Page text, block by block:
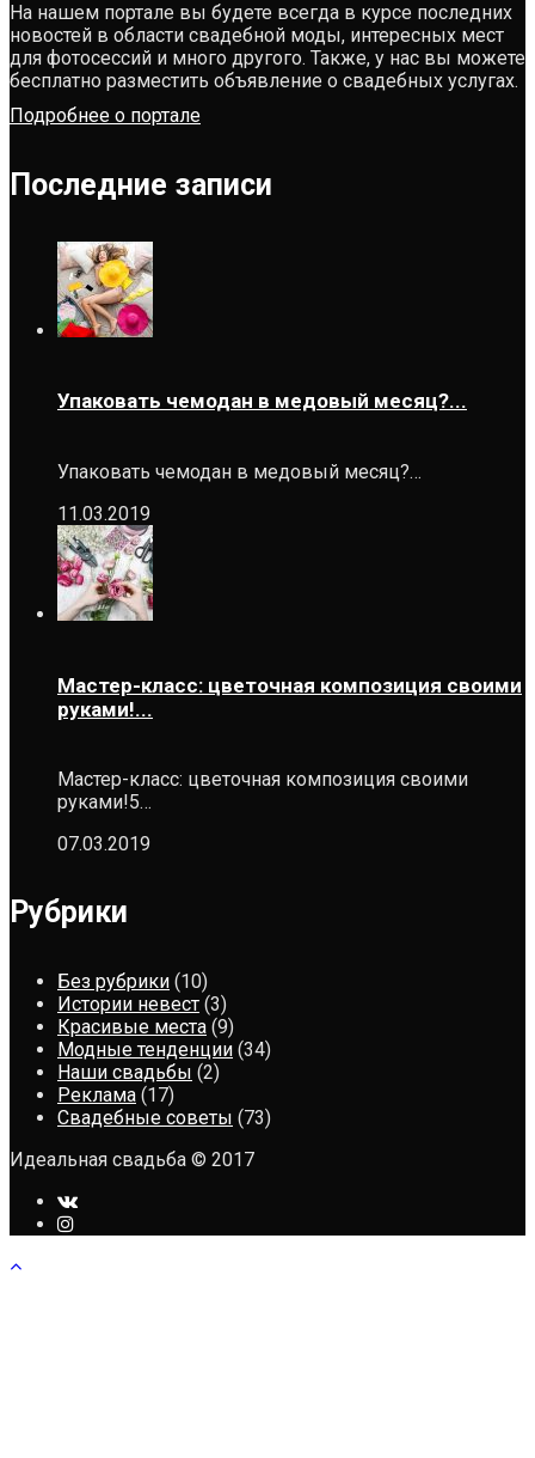
На нашем портале вы будете всегда в курсе последних
новостей в области свадебной моды, интересных мест
для фотосессий и много другого. Также, у нас вы можете
бесплатно разместить объявление о свадебных услугах.
Подробнее о портале
Последние записи
Упаковать чемодан в медовый месяц?...
Упаковать чемодан в медовый месяц?…
11.03.2019
Мастер-класс: цветочная композиция своими
руками!...
Мастер-класс: цветочная композиция своими
руками!5…
07.03.2019
Рубрики
Без рубрики (10)
Истории невест (3)
Красивые места (9)
Модные тенденции (34)
Наши свадьбы (2)
Реклама (17)
Свадебные советы (73)
Идеальная свадьба © 2017